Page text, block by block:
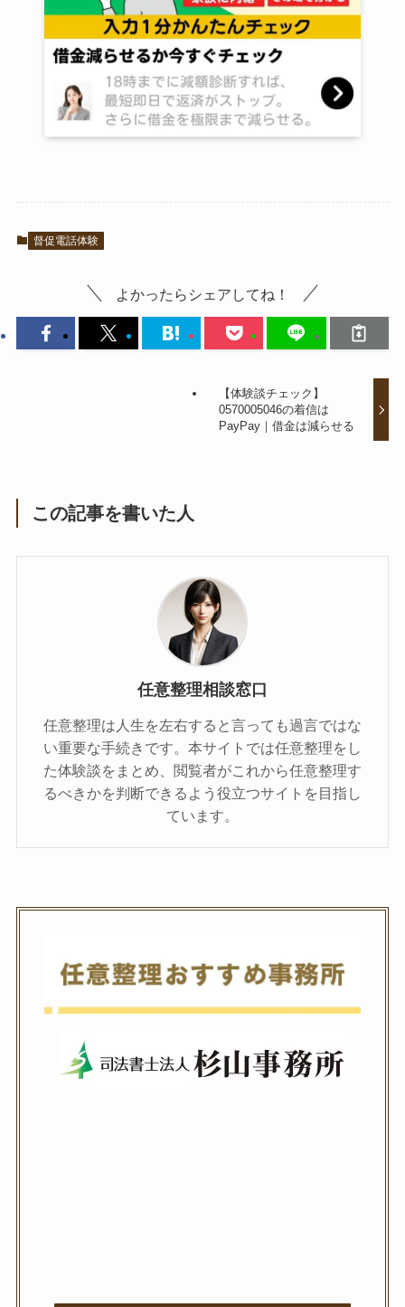
督促電話体験
よかったらシェアしてね！
【体験談チェック】
0570005046の着信は
PayPay｜借金は減らせる
この記事を書いた人
任意整理相談窓口
任意整理は人生を左右すると言っても過言ではな
い重要な手続きです。本サイトでは任意整理をし
た体験談をまとめ、閲覧者がこれから任意整理す
るべきかを判断できるよう役立つサイトを目指し
ています。